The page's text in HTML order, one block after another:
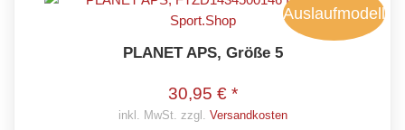
Auslaufmodell
PLANET APS, Größe 5
30,95 € *
inkl. MwSt. zzgl. Versandkosten